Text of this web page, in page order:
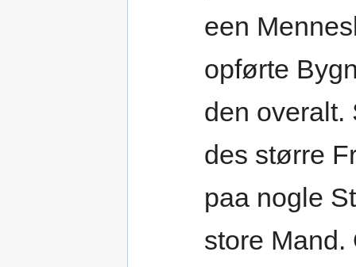
een
opførte
den overalt.
des større
paa nogle
store Mand.